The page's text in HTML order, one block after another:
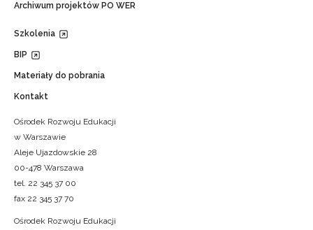
Archiwum projektów PO WER
Szkolenia
BIP
Materiały do pobrania
Kontakt
Ośrodek Rozwoju Edukacji
w Warszawie
Aleje Ujazdowskie 28
00-478 Warszawa
tel. 22 345 37 00
fax 22 345 37 70
Ośrodek Rozwoju Edukacji